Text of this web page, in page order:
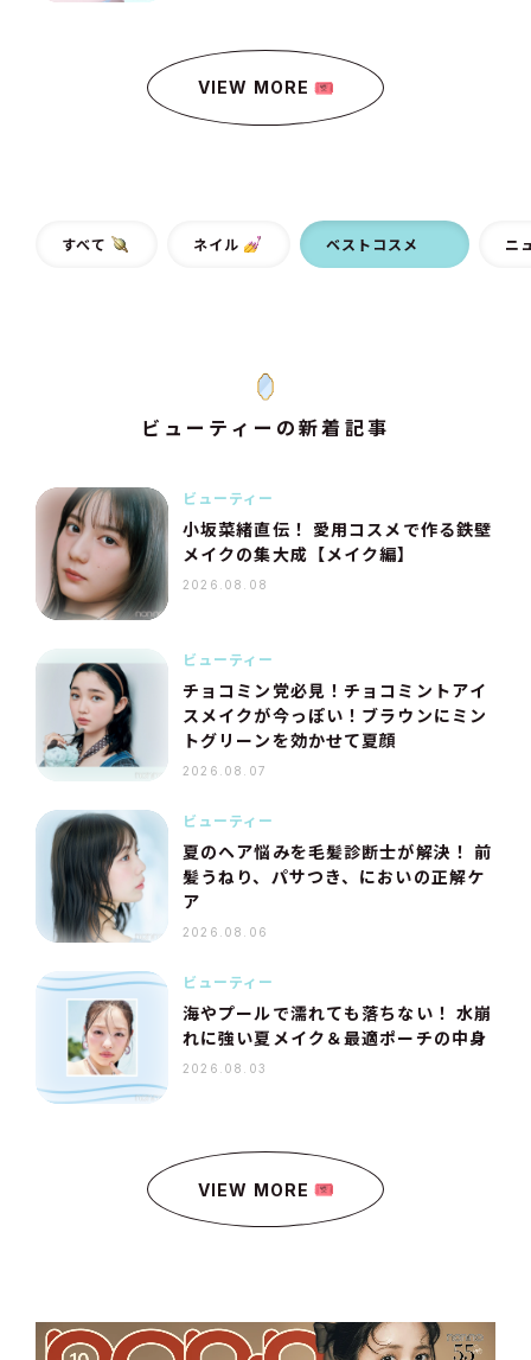
VIEW MORE
すべて ネイル ベストコスメ ニ
ビューティーの新着記事
ビューティー
小坂菜緒直伝！ 愛用コスメで作る鉄壁
メイクの集大成【メイク編】
2026.08.08
ビューティー
チョコミン党必見！チョコミントアイ
スメイクが今っぽい！ブラウンにミン
トグリーンを効かせて夏顔
2026.08.07
ビューティー
夏のヘア悩みを毛髪診断士が解決！ 前
髪うねり、パサつき、においの正解ケ
ア
2026.08.06
ビューティー
海やプールで濡れても落ちない！ 水崩
れに強い夏メイク＆最適ポーチの中身
2026.08.03
VIEW MORE